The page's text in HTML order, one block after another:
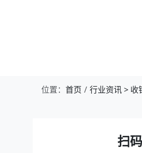
位置： 首页 行业资讯> 收
扫